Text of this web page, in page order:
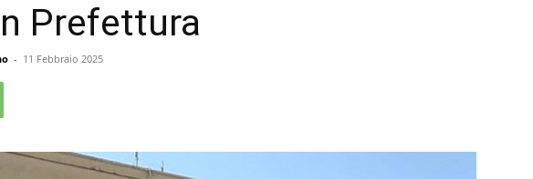
Prefettura
- 11 Febbraio 2025